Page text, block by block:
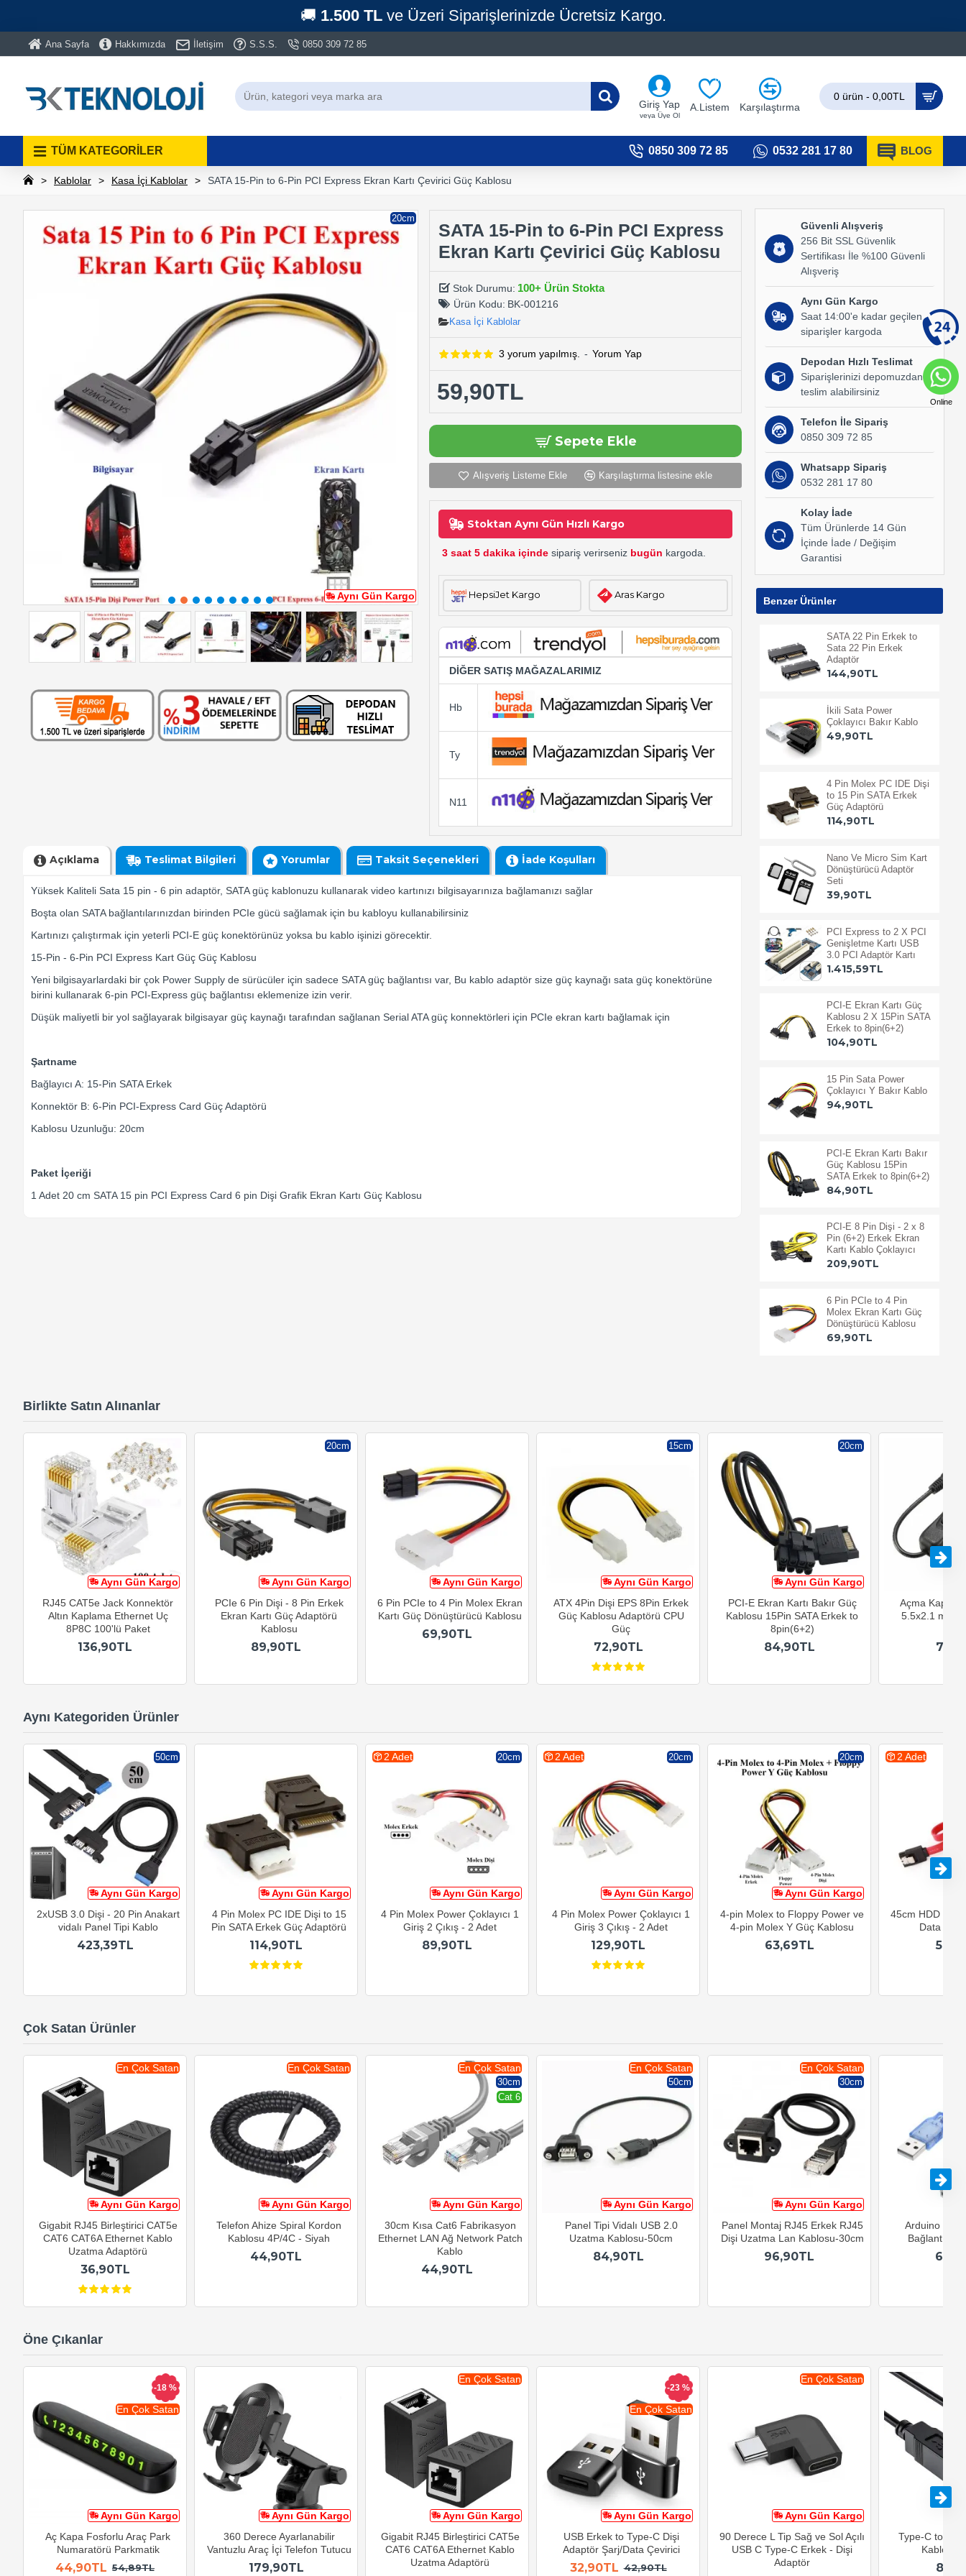
🚚 1.500 TLve Üzeri Siparişlerinizde Ücretsiz Kargo.
Ana Sayfa Hakkımızda İletişim S.S.S. 0850 309 72 85
Giriş Yap
veya Üye Ol
A.Listem
0
Karşılaştırma
0
0 ürün - 0,00TL
TÜM KATEGORİLER 0850 309 72 85 0532 281 17 80 BLOG
Kablolar Kasa İçi Kablolar SATA 15-Pin to 6-Pin PCI Express Ekran Kartı Çevirici Güç Kablosu
Aynı Gün Kargo
20cm
SATA 15-Pin to 6-Pin PCI Express
Ekran Kartı Çevirici Güç Kablosu
Stok Durumu: 100+ Ürün Stokta
Ürün Kodu: BK-001216
Kasa İçi Kablolar
3 yorum yapılmış. - Yorum Yap
59,90TL
Sepete Ekle
Alışveriş Listeme Ekle Karşılaştırma listesine ekle
Stoktan Aynı Gün Hızlı Kargo
3 saat 5 dakika içinde sipariş verirseniz bugün kargoda.
HepsiJet Kargo Aras Kargo
DİĞER SATIŞ MAĞAZALARIMIZ
Hb
Ty
N11
Açıklama Teslimat Bilgileri Yorumlar Taksit Seçenekleri İade Koşulları
Yüksek Kaliteli Sata 15 pin - 6 pin adaptör, SATA güç kablonuzu kullanarak video kartınızı bilgisayarınıza bağlamanızı sağlar
Boşta olan SATA bağlantılarınızdan birinden PCIe gücü sağlamak için bu kabloyu kullanabilirsiniz
Kartınızı çalıştırmak için yeterli PCI-E güç konektörünüz yoksa bu kablo işinizi görecektir.
15-Pin - 6-Pin PCI Express Kart Güç Güç Kablosu
Yeni bilgisayarlardaki bir çok Power Supply de sürücüler için sadece SATA güç bağlantısı var, Bu kablo adaptör size güç kaynağı sata güç konektörüne
birini kullanarak 6-pin PCI-Express güç bağlantısı eklemenize izin verir.
Düşük maliyetli bir yol sağlayarak bilgisayar güç kaynağı tarafından sağlanan Serial ATA güç konnektörleri için PCIe ekran kartı bağlamak için
Şartname
Bağlayıcı A: 15-Pin SATA Erkek
Konnektör B: 6-Pin PCI-Express Card Güç Adaptörü
Kablosu Uzunluğu: 20cm
Paket İçeriği
1 Adet 20 cm SATA 15 pin PCI Express Card 6 pin Dişi Grafik Ekran Kartı Güç Kablosu
Güvenli Alışveriş
256 Bit SSL Güvenlik
Sertifikası İle %100 Güvenli
Alışveriş
Aynı Gün Kargo
Saat 14:00'e kadar geçilen
siparişler kargoda
Depodan Hızlı Teslimat
Siparişlerinizi depomuzdan
teslim alabilirsiniz
Telefon İle Sipariş
0850 309 72 85
Whatsapp Sipariş
0532 281 17 80
Kolay İade
Tüm Ürünlerde 14 Gün
İçinde İade / Değişim
Garantisi
Benzer Ürünler
SATA 22 Pin Erkek to
Sata 22 Pin Erkek
Adaptör
144,90TL
İkili Sata Power
Çoklayıcı Bakır Kablo
49,90TL
4 Pin Molex PC IDE Dişi
to 15 Pin SATA Erkek
Güç Adaptörü
114,90TL
Nano Ve Micro Sim Kart
Dönüştürücü Adaptör
Seti
39,90TL
PCI Express to 2 X PCI
Genişletme Kartı USB
3.0 PCI Adaptör Kartı
1.415,59TL
PCI-E Ekran Kartı Güç
Kablosu 2 X 15Pin SATA
Erkek to 8pin(6+2)
104,90TL
15 Pin Sata Power
Çoklayıcı Y Bakır Kablo
94,90TL
PCI-E Ekran Kartı Bakır
Güç Kablosu 15Pin
SATA Erkek to 8pin(6+2)
84,90TL
PCI-E 8 Pin Dişi - 2 x 8
Pin (6+2) Erkek Ekran
Kartı Kablo Çoklayıcı
209,90TL
6 Pin PCIe to 4 Pin
Molex Ekran Kartı Güç
Dönüştürücü Kablosu
69,90TL
Birlikte Satın Alınanlar
Aynı Gün Kargo
RJ45 CAT5e Jack Konnektör
Altın Kaplama Ethernet Uç
8P8C 100'lü Paket
136,90TL
Aynı Gün Kargo
20cm
PCIe 6 Pin Dişi - 8 Pin Erkek
Ekran Kartı Güç Adaptörü
Kablosu
89,90TL
Aynı Gün Kargo
6 Pin PCIe to 4 Pin Molex Ekran
Kartı Güç Dönüştürücü Kablosu
69,90TL
Aynı Gün Kargo
15cm
ATX 4Pin Dişi EPS 8Pin Erkek
Güç Kablosu Adaptörü CPU
Güç
72,90TL
Aynı Gün Kargo
20cm
PCI-E Ekran Kartı Bakır Güç
Kablosu 15Pin SATA Erkek to
8pin(6+2)
84,90TL
Açma
5.5x2.1 mm
Aynı Kategoriden Ürünler
Aynı Gün Kargo
50cm
2xUSB 3.0 Dişi - 20 Pin Anakart
vidalı Panel Tipi Kablo
423,39TL
Aynı Gün Kargo
4 Pin Molex PC IDE Dişi to 15
Pin SATA Erkek Güç Adaptörü
114,90TL
Aynı Gün Kargo
20cm
2 Adet
4 Pin Molex Power Çoklayıcı 1
Giriş 2 Çıkış - 2 Adet
89,90TL
Aynı Gün Kargo
20cm
2 Adet
4 Pin Molex Power Çoklayıcı 1
Giriş 3 Çıkış - 2 Adet
129,90TL
Aynı Gün Kargo
20cm
4-pin Molex to Floppy Power ve
4-pin Molex Y Güç Kablosu
63,69TL
2 Adet
45cm HDD
Data
Çok Satan Ürünler
Aynı Gün Kargo
En Çok Satan
Gigabit RJ45 Birleştirici CAT5e
CAT6 CAT6A Ethernet Kablo
Uzatma Adaptörü
36,90TL
Aynı Gün Kargo
En Çok Satan
Telefon Ahize Spiral Kordon
Kablosu 4P/4C - Siyah
44,90TL
Aynı Gün Kargo
En Çok Satan
30cm
Cat 6
30cm Kısa Cat6 Fabrikasyon
Ethernet LAN Ağ Network Patch
Kablo
44,90TL
Aynı Gün Kargo
En Çok Satan
50cm
Panel Tipi Vidalı USB 2.0
Uzatma Kablosu-50cm
84,90TL
Aynı Gün Kargo
En Çok Satan
30cm
Panel Montaj RJ45 Erkek RJ45
Dişi Uzatma Lan Kablosu-30cm
96,90TL
Arduino
Bağlantı
Öne Çıkanlar
Aynı Gün Kargo
En Çok Satan
-18 %
Aç Kapa Fosforlu Araç Park
Numaratörü Parkmatik
44,90TL 54,89TL
Aynı Gün Kargo
360 Derece Ayarlanabilir
Vantuzlu Araç İçi Telefon Tutucu
179,90TL
Aynı Gün Kargo
En Çok Satan
Gigabit RJ45 Birleştirici CAT5e
CAT6 CAT6A Ethernet Kablo
Uzatma Adaptörü
Aynı Gün Kargo
En Çok Satan
-23 %
USB Erkek to Type-C Dişi
Adaptör Şarj/Data Çevirici
32,90TL 42,90TL
Aynı Gün Kargo
En Çok Satan
90 Derece L Tip Sağ ve Sol Açılı
USB C Type-C Erkek - Dişi
Adaptör
Type-C to
Kablosu
Online